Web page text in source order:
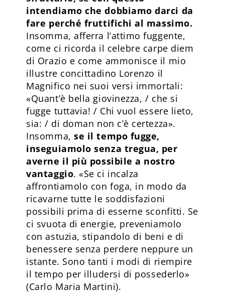
intendiamo che dobbiamo darci da
fare perché fruttifichi al massimo.
Insomma, afferra l’attimo fuggente,
come ci ricorda il celebre carpe diem
di Orazio e come ammonisce il mio
illustre concittadino Lorenzo il
Magnifico nei suoi versi immortali:
«Quant’è bella giovinezza, / che si
fugge tuttavia! / Chi vuol essere lieto,
sia: / di doman non c’è certezza».
Insomma,se il tempo fugge,
inseguiamolo senza tregua, per
averne il più possibile a nostro
vantaggio. «Se ci incalza
affrontiamolo con foga, in modo da
ricavarne tutte le soddisfazioni
possibili prima di esserne sconfitti. Se
ci svuota di energie, preveniamolo
con astuzia, stipandolo di beni e di
benessere senza perdere neppure un
istante. Sono tanti i modi di riempire
il tempo per illudersi di possederlo»
(Carlo Maria Martini).